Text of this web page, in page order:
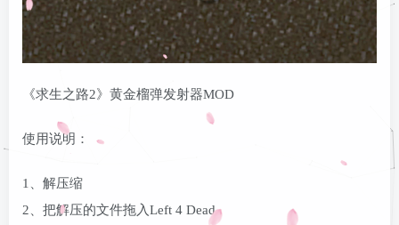
《求生之路2》黄金榴弹发射器MOD
使用说明：
1、解压缩
2、把解压的文件拖入Left 4 Dead